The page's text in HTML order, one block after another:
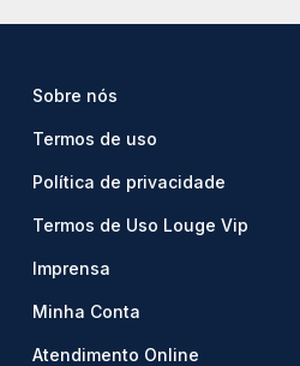
Sobre nós
Termos de uso
Política de privacidade
Termos de Uso Louge Vip
Imprensa
Minha Conta
Atendimento Online